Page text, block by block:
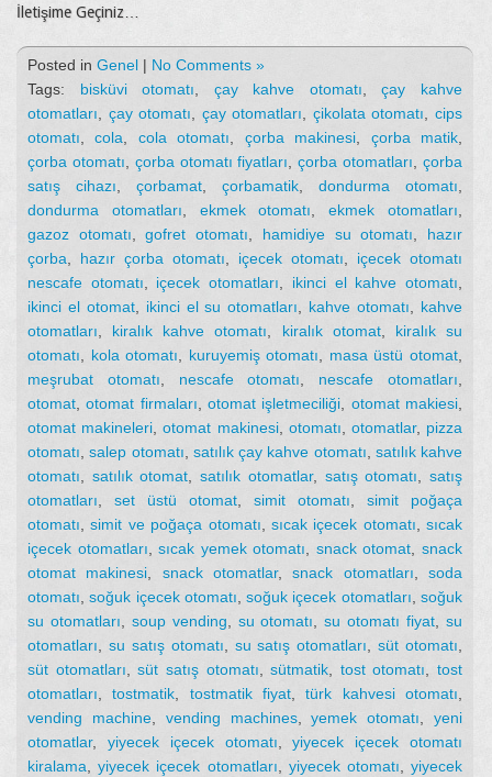
İletişime Geçiniz…
Posted in Genel | No Comments »
Tags: bisküvi otomatı, çay kahve otomatı,çay kahve
otomatları, çay otomatı, çay otomatları, çikolata otomatı,cips
otomatı,cola, cola otomatı, çorba makinesi, çorba matik,
çorba otomatı, çorba otomatı fiyatları,çorba otomatları,çorba
satış cihazı, çorbamat, çorbamatik, dondurma otomatı,
dondurma otomatları, ekmek otomatı,ekmek otomatları,
gazoz otomatı,gofret otomatı, hamidiye su otomatı, hazır
çorba, hazır çorba otomatı, içecek otomatı, içecek otomatı
nescafe otomatı, içecek otomatları, ikinci el kahve otomatı,
ikinci el otomat, ikinci el su otomatları, kahve otomatı, kahve
otomatları, kiralık kahve otomatı, kiralık otomat, kiralık su
otomatı, kola otomatı, kuruyemiş otomatı, masa üstü otomat,
meşrubat otomatı, nescafe otomatı, nescafe otomatları,
otomat,otomat firmaları,otomat işletmeciliği, otomat makiesi,
otomat makineleri,otomat makinesi, otomatı, otomatlar, pizza
otomatı,salep otomatı, satılık çay kahve otomatı, satılık kahve
otomatı, satılık otomat,satılık otomatlar, satış otomatı,satış
otomatları, set üstü otomat, simit otomatı, simit poğaça
otomatı,simit ve poğaça otomatı, sıcak içecek otomatı, sıcak
içecek otomatları,sıcak yemek otomatı, snack otomat,snack
otomat makinesi, snack otomatlar,snack otomatları,soda
otomatı,soğuk içecek otomatı,soğuk içecek otomatları,soğuk
su otomatları, soup vending, su otomatı,su otomatı fiyat,su
otomatları, su satış otomatı, su satış otomatları,süt otomatı,
süt otomatları,süt satış otomatı,sütmatik, tost otomatı, tost
otomatları,tostmatik, tostmatik fiyat,türk kahvesi otomatı,
vending machine, vending machines,yemek otomatı,yeni
otomatlar, yiyecek içecek otomatı,yiyecek içecek otomatı
kiralama,yiyecek içecek otomatları, yiyecek otomatı,yiyecek